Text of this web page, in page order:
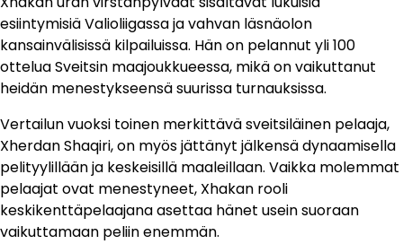
esiintymisiä Valioliigassa ja vahvan läsnäolon
kansainvälisissä kilpailuissa. Hän on pelannut yli 100
ottelua Sveitsin maajoukkueessa, mikä on vaikuttanut
heidän menestykseensä suurissa turnauksissa.
Vertailun vuoksi toinen merkittävä sveitsiläinen pelaaja,
Xherdan Shaqiri, on myös jättänyt jälkensä dynaamisella
pelityylillään ja keskeisillä maaleillaan. Vaikka molemmat
pelaajat ovat menestyneet, Xhakan rooli
keskikenttäpelaajana asettaa hänet usein suoraan
vaikuttamaan peliin enemmän.